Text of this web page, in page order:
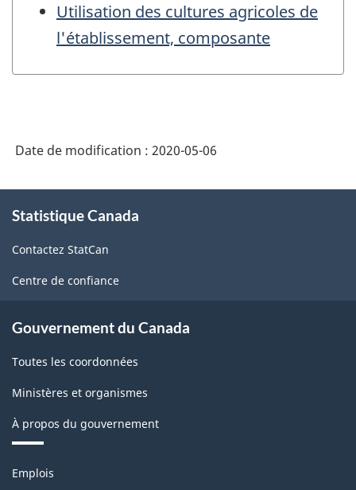
Utilisation des cultures agricoles de
l'établissement, composante
Date de modification : 2020-05-06
propos
ce
site
Statistique Canada
Contactez StatCan
Centre de confiance
Gouvernement du Canada
Toutes les coordonnées
Ministères et organismes
À propos du gouvernement
Thèmes
Emplois